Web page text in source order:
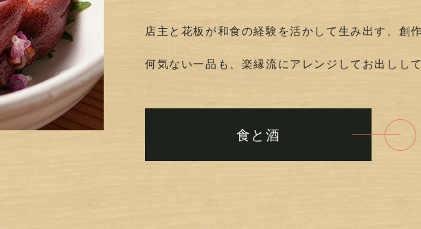
店主と花板が和食の経験を活かして生み出す、創
何気ない一品も、楽縁流にアレンジしてお出しし
食と酒